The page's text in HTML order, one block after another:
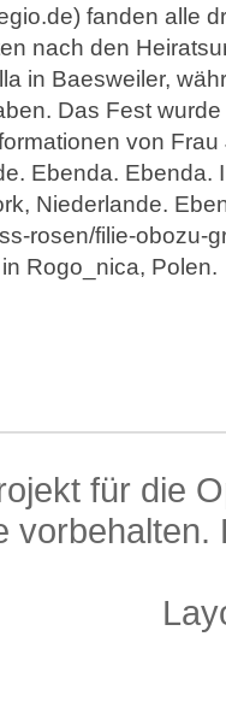
fanden alle
nach den
in Baesweiler,
Das Fest
von
Ebenda. Ebenda.
Niederlande.
rosen/filie-obozu-
Rogo_nica, Polen.
für die